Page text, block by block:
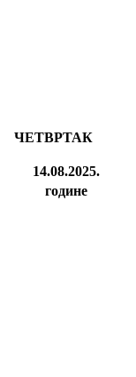
ЧЕТВРТАК
14.08.2025.
године